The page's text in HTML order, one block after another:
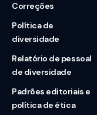
Correções
Política de
diversidade
Relatório de pessoal
de diversidade
Padrões editoriais e
política de ética